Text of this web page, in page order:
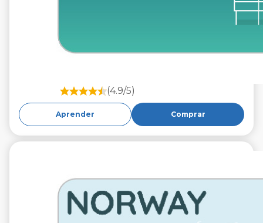
(4.9/5)
Aprender Comprar
Roaming en